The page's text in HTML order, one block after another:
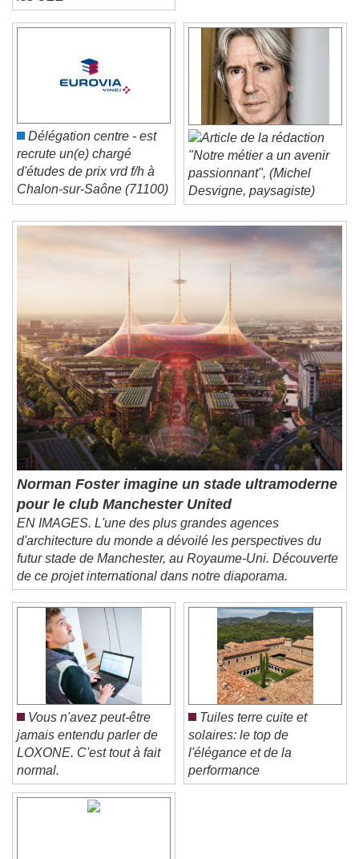
Video Player is loading.
Skip Forward
Unmute
Current Time
/
Duration-:-
Loaded:0%
Stream TypeLIVE
Seek to live, currently behind live
LIVE
Playback Rate
Chapters
Chapters
Descriptions
descriptions off, selected
Subtitles
subtitles settings, opens subtitles
settings dialog
subtitles off, selected
Audio Track
Picture-in-Picture
Fullscreen
This is a modal window.
Beginning of dialog window. Escape will cancel
and close the window.
Text
Color
Text Background
Color
Caption Area Background
Color Opacity
les CEE
Délégation centre - est
recrute un(e) chargé
d'études de prix vrd f/h à
Chalon-sur-Saône (71100)
"Notre métier a un avenir
passionnant", (Michel
Desvigne, paysagiste)
Norman Foster imagine un stade ultramoderne
pour le club Manchester United
EN IMAGES. L'une des plus grandes agences
d'architecture du monde a dévoilé les perspectives du
futur stade de Manchester, au Royaume-Uni. Découverte
de ce projet international dans notre diaporama.
Vous n'avez peut-être
jamais entendu parler de
LOXONE. C'est tout à fait
normal.
Tuiles terre cuite et
solaires: le top de
l'élégance et de la
performance